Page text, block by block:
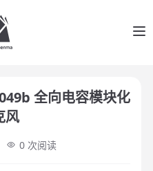
全向电容模块化
风
0 次阅读